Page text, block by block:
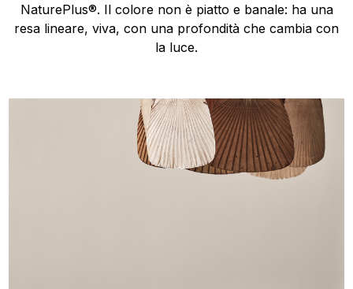
NaturePlus®. Il colore non è piatto e banale: ha una
resa lineare, viva, con una profondità che cambia con
la luce.